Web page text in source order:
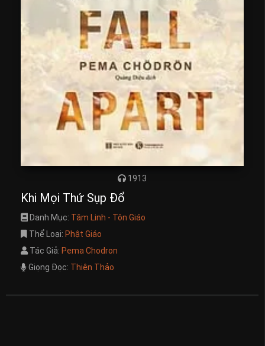
1913
Khi Mọi Thứ Sụp Đổ
Danh Mục: Tâm Linh - Tôn Giáo
Thể Loại: Phật Giáo
Tác Giả: Pema Chodron
Giọng Đọc: Thiên Thảo